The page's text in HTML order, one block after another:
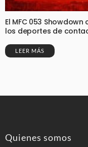
El MFC 053
los deportes de
LEER MÁS
Quienes somos